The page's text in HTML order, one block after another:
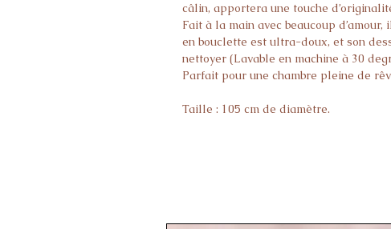
câlin, apportera une touche
Fait à la main avec beaucoup
en bouclette est ultra-doux, et son
nettoyer (Lavable en machine à 30
Parfait pour une chambre pleine de
Taille : 105 cm de diamètre.